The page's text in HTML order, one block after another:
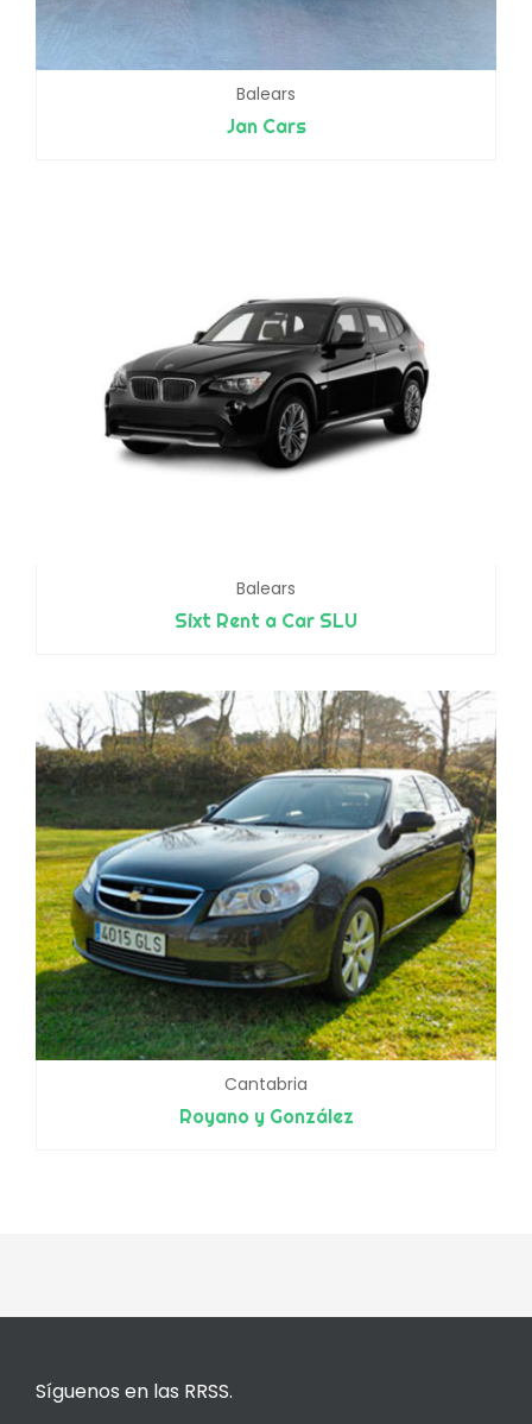
Balears
Jan Cars
Balears
Sixt Rent a Car SLU
Cantabria
Royano y González
Síguenos en las RRSS.